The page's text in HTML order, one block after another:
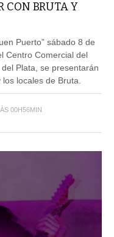
CON BRUTA Y
Puerto” sábado 8 de
Centro Comercial del
Plata, se presentarán
locales de Bruta.
00H56MIN